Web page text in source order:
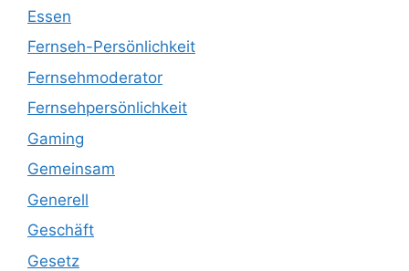
Essen
Fernseh-Persönlichkeit
Fernsehmoderator
Fernsehpersönlichkeit
Gaming
Gemeinsam
Generell
Geschäft
Gesetz